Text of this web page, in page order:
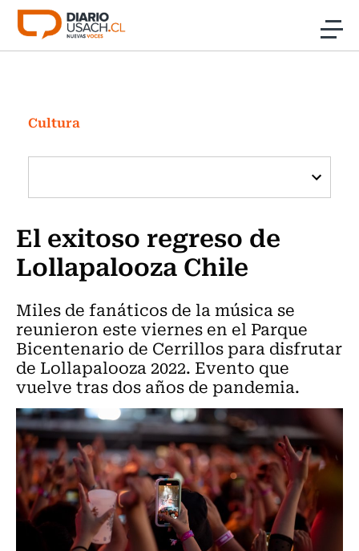
Click acá para ir directamente al contenido
Investigación
Cultura
Programas Radio y TV Usach
Cultura
El exitoso regreso de
Lollapalooza Chile
Miles de fanáticos de la música se
reunieron este viernes en el Parque
Bicentenario de Cerrillos para disfrutar
de Lollapalooza 2022. Evento que
vuelve tras dos años de pandemia.